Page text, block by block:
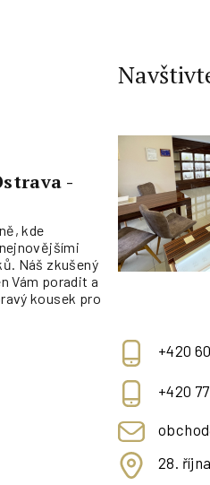
-
kde
Náš zkušený
Vám poradit a
kousek pro
+420
+420
28.